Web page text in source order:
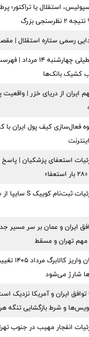
استقلال یا تراکتور؛
نظرسنجی بزرگ
رسمی ستاره استقلال |
تعطیلی چهارشنبه
کشیک بانک‌ها
ایران از دریای خزر |
استعفای پزشکیان |
ایران و عمان بر سر مسیر
مهم تهران و مسقط
زمان
شارژ می‌شود
توافق ایران و آمریکا نزدیک
و شرط بازگشایی تنگه
انفجار مهیب در جنوب